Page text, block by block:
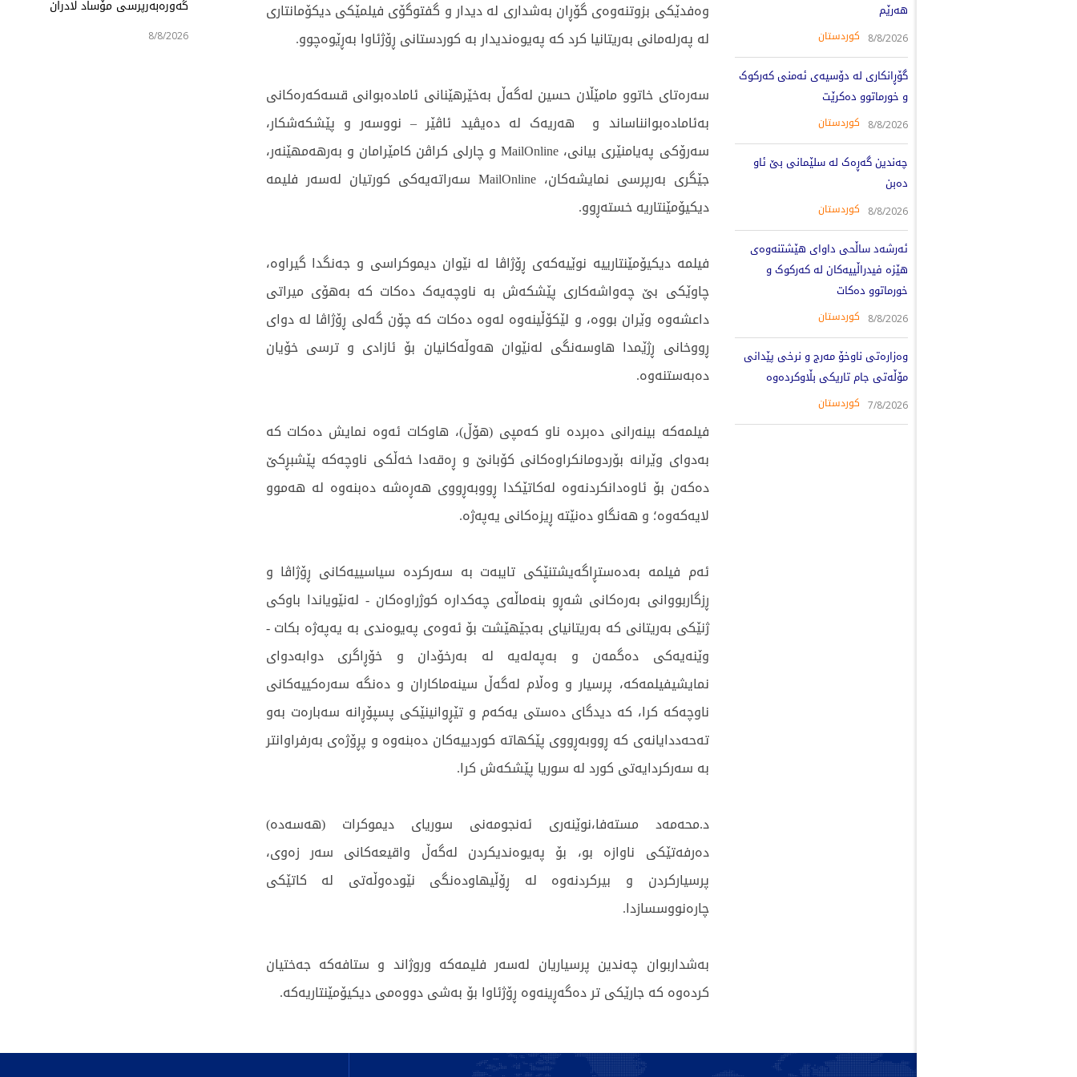
هەرێم
8/8/2026 کوردستان
گۆڕانکاری لە دۆسیەی ئەمنی کەرکوک
و خورماتوو دەکرێت
8/8/2026 کوردستان
چەندین گەڕەک لە سلێمانی بێ ئاو
دەبن
8/8/2026 کوردستان
ئەرشەد ساڵحی داوای هێشتنەوەی
هێزە فیدراڵییەکان لە کەرکوک و
خورماتوو دەکات
8/8/2026 کوردستان
وەزارەتی ناوخۆ مەرج و نرخی پێدانی
مۆڵەتی جام تاریکی بڵاوکردەوە
7/8/2026 کوردستان
وەفدێکی بزوتنەوەی گۆڕان بەشداری لە دیدار و گفتوگۆی فیلمێکی دیکۆمانتاری
لە پەرلەمانی بەریتانیا کرد کە پەیوەندیدار بە کوردستانی ڕۆژئاوا بەڕێوەچوو.
سەرەتای خاتوو مامێڵان حسین لەگەڵ بەخێرهێنانی ئامادەبوانی قسەکەرەکانی
بەئامادەبوانناساند و هەریەک لە دەیڤید ئاڤێر – نووسەر و پێشکەشکار،
سەرۆکی پەیامنێری بیانی، MailOnline و چارلی کراڤن کامێرامان و بەرهەمهێنەر،
جێگری بەرپرسی نمایشەکان، MailOnline سەراتەیەکی کورتیان لەسەر فلیمە
دیکیۆمێنتاریە خستەڕوو.
فیلمە دیکیۆمێنتارییە نوێیەکەی ڕۆژاڤا لە نێوان دیموکراسی و جەنگدا گیراوە،
چاوێکی بێ چەواشەکاری پێشکەش بە ناوچەیەک دەکات کە بەهۆی میراتی
داعشەوە وێران بووە، و لێکۆڵینەوە لەوە دەکات کە چۆن گەلی ڕۆژاڤا لە دوای
ڕووخانی ڕژێمدا هاوسەنگی لەنێوان هەوڵەکانیان بۆ ئازادی و ترسی خۆیان
دەبەستنەوە.
فیلمەکە بینەرانی دەبردە ناو کەمپی (هۆڵ)، هاوكات ئەوە نمایش دەكات كە
بەدوای وێرانە بۆردومانکراوەکانی کۆبانێ و ڕەقەدا خەڵکی ناوچەکە پێشبڕکێ
دەکەن بۆ ئاوەدانکردنەوە لەکاتێکدا ڕووبەڕووی هەڕەشە دەبنەوە لە هەموو
لایەکەوە؛ و هەنگاو دەنێتە ڕیزەکانی یەپەژە.
ئەم فیلمە بەدەستڕاگەیشتنێکی تایبەت بە سەرکردە سیاسییەکانی ڕۆژاڤا و
ڕزگاربووانی بەرەکانی شەڕو بنەماڵەی چەکدارە کوژراوەکان - لەنێویاندا باوکی
ژنێکی بەریتانی کە بەریتانیای بەجێهێشت بۆ ئەوەی پەیوەندی بە یەپەژە بکات -
وێنەیەکی دەگمەن و بەپەلەیە لە بەرخۆدان و خۆڕاگری دوابەدوای
نمایشیفیلمەکە، پرسیار و وەڵام لەگەڵ سینەماکاران و دەنگە سەرەکییەکانی
ناوچەکە کرا، کە دیدگای دەستی یەکەم و تێڕوانینێکی پسپۆڕانە سەبارەت بەو
تەحەددایانەی کە ڕووبەڕووی پێکهاتە کوردییەکان دەبنەوە و پڕۆژەی بەرفراوانتر
بە سەرکردایەتی کورد لە سوریا پێشکەش کرا.
د.محەمەد مستەفا،نوێنەری ئەنجومەنی سوریای دیموکرات (هەسەدە)
دەرفەتێکی ناوازە بو، بۆ پەیوەندیکردن لەگەڵ واقیعەکانی سەر زەوی،
پرسیارکردن و بیرکردنەوە لە ڕۆڵیهاودەنگی نێودەوڵەتی لە کاتێکی
چارەنووسسازدا.
بەشداربوان چەندین پرسیاریان لەسەر فلیمەكە وروژاند و ستافەكە جەختیان
كردەوە كە جارێکی تر دەگەڕینەوە ڕۆژئاوا بۆ بەشی دووەمی دیکیۆمێنتاریەكە.
گەورەبەرپرسی مۆساد لادران
8/8/2026